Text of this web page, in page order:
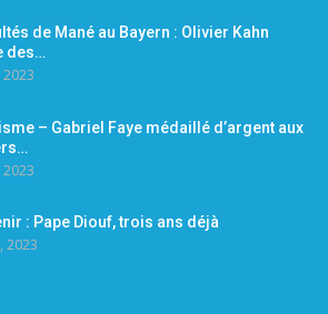
de Mané au Bayern : Olivier Kahn
des…
– Gabriel Faye médaillé d’argent aux
: Pape Diouf, trois ans déjà
2023